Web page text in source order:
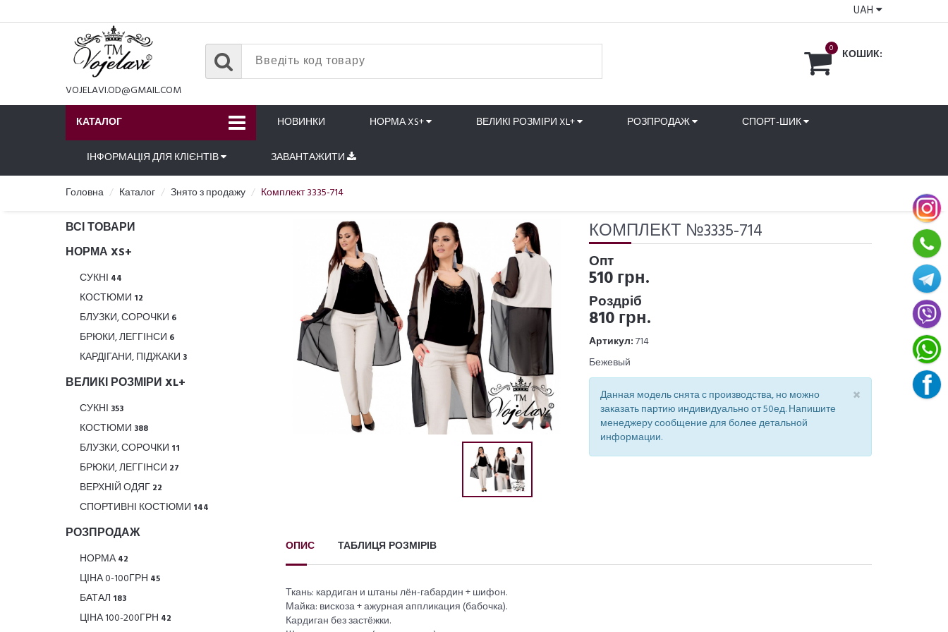
UAH
VOJELAVI.OD@GMAIL.COM
0 КОШИК:
КАТАЛОГ НОВИНКИ НОРМА XS+ ВЕЛИКІ РОЗМІРИ XL+ РОЗПРОДАЖ СПОРТ-ШИК
ІНФОРМАЦІЯ ДЛЯ КЛІЄНТІВ ЗАВАНТАЖИТИ
Головна Каталог Знято з продажу Комплект 3335-714
ВСІ ТОВАРИ
НОРМА XS+
СУКНІ 44
КОСТЮМИ 12
БЛУЗКИ, СОРОЧКИ 6
БРЮКИ, ЛЕГГІНСИ 6
КАРДІГАНИ, ПІДЖАКИ 3
ВЕЛИКІ РОЗМІРИ XL+
СУКНІ 353
КОСТЮМИ 388
БЛУЗКИ, СОРОЧКИ 11
БРЮКИ, ЛЕГГІНСИ 27
ВЕРХНІЙ ОДЯГ 22
СПОРТИВНІ КОСТЮМИ 144
РОЗПРОДАЖ
НОРМА42
ЦІНА 0-100ГРН 45
БАТАЛ 183
ЦІНА 100-200ГРН 42
КОМПЛЕКТ №3335-714
Опт
510 грн.
Роздріб
810 грн.
Артикул:714
Бежевый
×
Данная модель снята с производства, но можно
заказать партию индивидуально от 50ед. Напишите
менеджеру сообщение для более детальной
информации.
ОПИС ТАБЛИЦЯ РОЗМІРІВ
Ткань: кардиган и штаны лён-габардин + шифон.
Майка: вискоза + ажурная аппликация (бабочка).
Кардиган без застёжки.